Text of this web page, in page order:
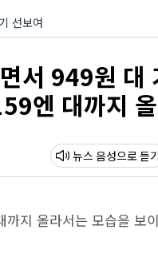
선보여
서 949원
엔 대까지
뉴스 음성
지 올라서는 모습을 보